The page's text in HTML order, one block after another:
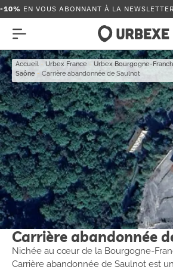
-10% EN VOUS ABONNANT À LA
Accueil - Urbex France - Urbex Bourgogne-
Saône - Carrière abandonnée de Saulnot
Carrière abandonnée
Nichée au cœur de la Bourgogne-
Carrière abandonnée de Saulnot est